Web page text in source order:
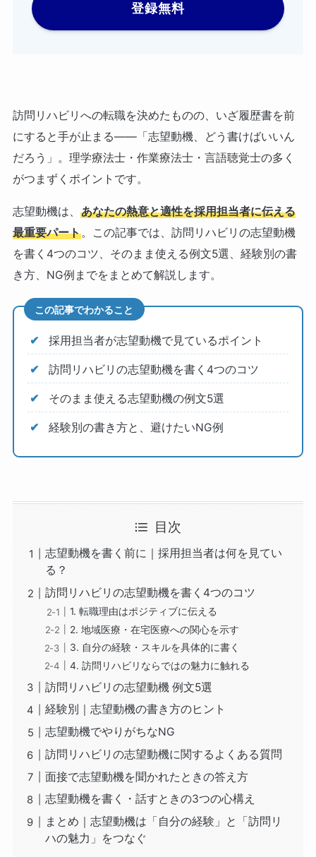
登録無料
訪問リハビリへの転職を決めたものの、いざ履歴書を前
にすると手が止まる——「志望動機、どう書けばいいん
だろう」。理学療法士・作業療法士・言語聴覚士の多く
がつまずくポイントです。
志望動機は、 あなたの熱意と適性を採用担当者に伝える
最重要パート。この記事では、訪問リハビリの志望動機
を書く4つのコツ、そのまま使える例文5選、経験別の書
き方、NG例までをまとめて解説します。
この記事でわかること
採用担当者が志望動機で見ているポイント
訪問リハビリの志望動機を書く4つのコツ
そのまま使える志望動機の例文5選
経験別の書き方と、避けたいNG例
目次
志望動機を書く前に｜採用担当者は何を見てい
る？
訪問リハビリの志望動機を書く4つのコツ
1. 転職理由はポジティブに伝える
2. 地域医療・在宅医療への関心を示す
3. 自分の経験・スキルを具体的に書く
4. 訪問リハビリならではの魅力に触れる
訪問リハビリの志望動機 例文5選
経験別｜志望動機の書き方のヒント
志望動機でやりがちなNG
訪問リハビリの志望動機に関するよくある質問
面接で志望動機を聞かれたときの答え方
志望動機を書く・話すときの3つの心構え
まとめ｜志望動機は「自分の経験」と「訪問リ
ハの魅力」をつなぐ